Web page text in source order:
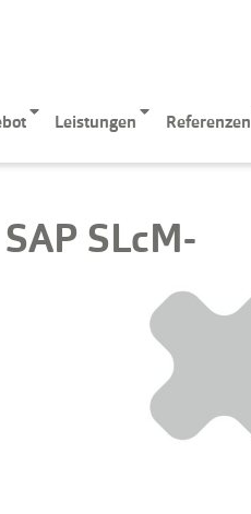
Leistungen Referenzen
SLcM-